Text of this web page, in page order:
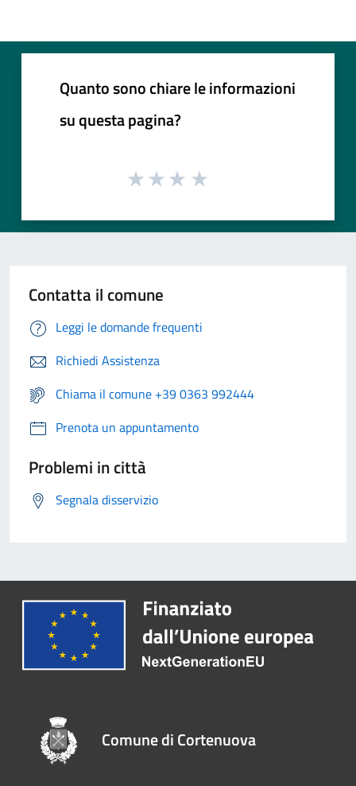
Quanto sono chiare le informazioni
su questa pagina?
Contatta il comune
Leggi le domande frequenti
Richiedi Assistenza
Chiama il comune +39 0363 992444
Prenota un appuntamento
Problemi in città
Segnala disservizio
Comune di Cortenuova